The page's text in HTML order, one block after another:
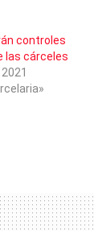
controles
las cárceles